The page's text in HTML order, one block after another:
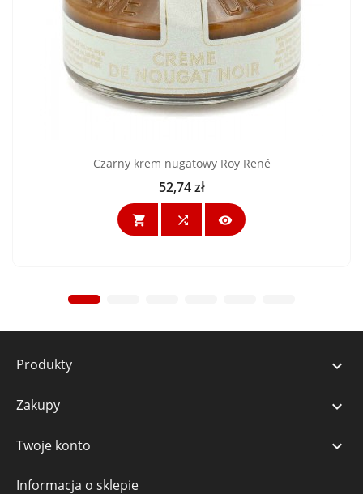
Czarny krem nugatowy Roy René
Cena
52,74 zł
  
Produkty 
Zakupy 
Twoje konto 
Informacja o sklepie